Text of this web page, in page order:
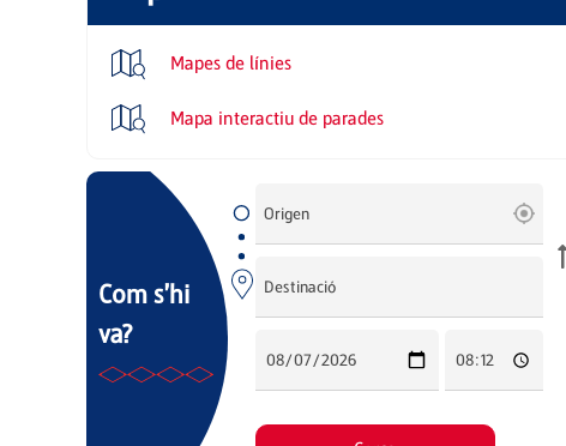
Mapes de línies
Mapa interactiu de parades